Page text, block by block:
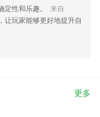
性和乐趣。
来自
让玩家能够更好地提升自
更多